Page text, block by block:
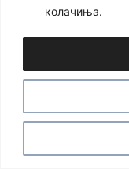
колачиња.